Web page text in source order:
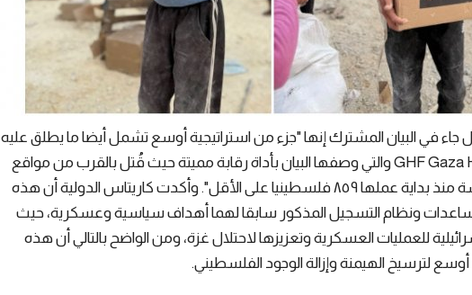
جاء في البيان المشترك إنها "جزء من استراتيجية أوسع تشمل أيضا ما يطلق عليه
اسم GHF Gaza Humanitarian Foundation والتي وصفها البيان بأداة رقابة مميتة حيث قُتل بالقرب من مواقع
توزيع المساعدات لهذه المؤسسة منذ بداية عملها ٨٥٩ فلسطينيا على الأقل". وأكدت كاريتاس الدولية أن هذه
ونظام التسجيل المذكور سابقا لهما أهداف سياسية وعسكرية، حيث
للعمليات العسكرية وتعزيزها لاحتلال غزة، ومن الواضح بالتالي أن هذه
لترسيخ الهيمنة وإزالة الوجود الفلسطيني.